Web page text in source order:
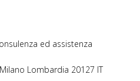
ed assistenza
Milano Lombardia 20127 IT